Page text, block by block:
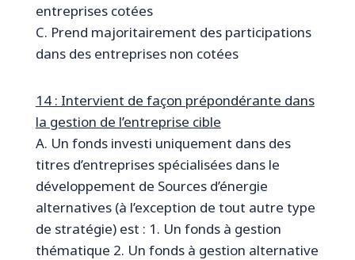
entreprises cotées
C. Prend majoritairement des participations
dans des entreprises non cotées
14 : Intervient de façon prépondérante dans
la gestion de l’entreprise cible
A. Un fonds investi uniquement dans des
titres d’entreprises spécialisées dans le
développement de Sources d’énergie
alternatives (à l’exception de tout autre type
de stratégie) est : 1. Un fonds à gestion
thématique 2. Un fonds à gestion alternative